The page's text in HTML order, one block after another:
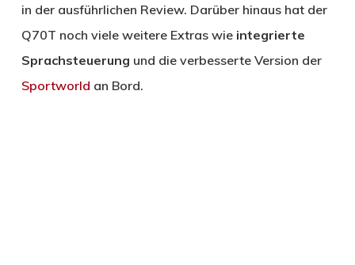
in der ausführlichen Review. Darüber hinaus hat der
Q70T noch viele weitere Extras wie integrierte
Sprachsteuerung und die verbesserte Version der
Sportworld an Bord.